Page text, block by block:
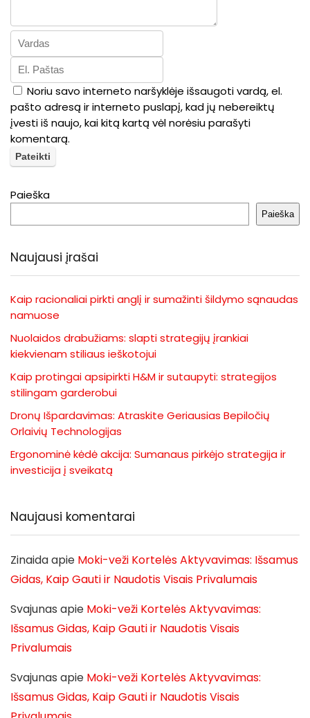
Noriu savo interneto naršyklėje išsaugoti vardą, el.
pašto adresą ir interneto puslapį, kad jų nebereiktų
įvesti iš naujo, kai kitą kartą vėl norėsiu parašyti
komentarą.
Paieška
Paieška
Naujausi įrašai
Kaip racionaliai pirkti anglį ir sumažinti šildymo sąnaudas
namuose
Nuolaidos drabužiams: slapti strategijų įrankiai
kiekvienam stiliaus ieškotojui
Kaip protingai apsipirkti H&M ir sutaupyti: strategijos
stilingam garderobui
Dronų Išpardavimas: Atraskite Geriausias Bepiločių
Orlaivių Technologijas
Ergonominė kėdė akcija: Sumanaus pirkėjo strategija ir
investicija į sveikatą
Naujausi komentarai
Zinaidaapie Moki-veži Kortelės Aktyvavimas: Išsamus
Gidas, Kaip Gauti ir Naudotis Visais Privalumais
Svajunas apie Moki-veži Kortelės Aktyvavimas:
Išsamus Gidas, Kaip Gauti ir Naudotis Visais
Privalumais
Svajunas apie Moki-veži Kortelės Aktyvavimas:
Išsamus Gidas, Kaip Gauti ir Naudotis Visais